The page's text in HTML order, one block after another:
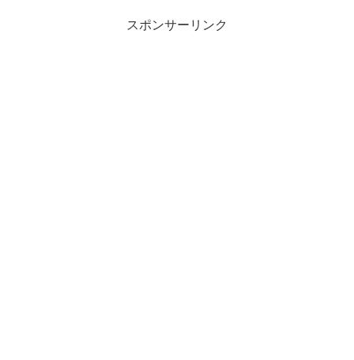
スポンサーリンク